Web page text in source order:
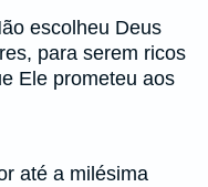
escolheu Deus
para serem ricos
Ele prometeu aos
até a milésima